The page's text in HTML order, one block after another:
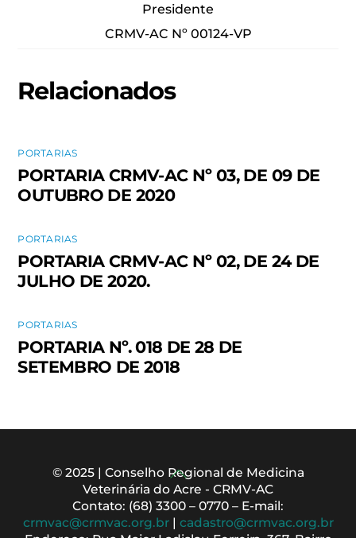
Presidente
CRMV-AC Nº 00124-VP
Relacionados
PORTARIAS
PORTARIA CRMV-AC Nº 03, DE 09 DE
OUTUBRO DE 2020
PORTARIAS
PORTARIA CRMV-AC Nº 02, DE 24 DE
JULHO DE 2020.
PORTARIAS
PORTARIA Nº. 018 DE 28 DE
SETEMBRO DE 2018
Back
To
Top
© 2025 | Conselho Regional de Medicina
Veterinária do Acre - CRMV-AC
Contato: (68) 3300 – 0770 – E-mail:
crmvac@crmvac.org.br| cadastro@crmvac.org.br